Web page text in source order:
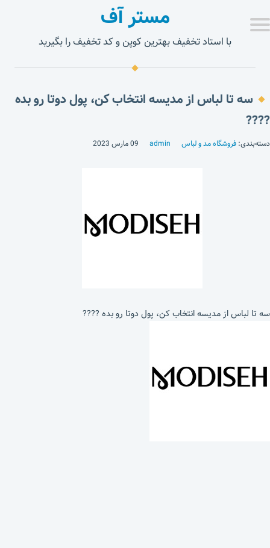
مستر آف
با استاد تخفیف بهترین کوپن و کد تخفیف را بگیرید
سه تا لباس از مدیسه انتخاب کن، پول دوتا رو بده
????
دسته‌بندی: فروشگاه مد و لباس admin 09 مارس 2023
سه تا لباس از مدیسه انتخاب کن، پول دوتا رو بده ????